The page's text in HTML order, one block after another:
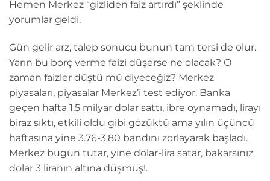
Hemen Merkez “gizliden faiz artırdı” şeklinde
yorumlar geldi.
Gün gelir arz, talep sonucu bunun tam tersi de olur.
Yarın bu borç verme faizi düşerse ne olacak? O
zaman faizler düştü mü diyeceğiz? Merkez
piyasaları, piyasalar Merkez’i test ediyor. Banka
geçen hafta 1.5 milyar dolar sattı, ibre oynamadı, lirayı
biraz sıktı, etkili oldu gibi gözüktü ama yılın üçüncü
haftasına yine 3.76-3.80 bandını zorlayarak başladı.
Merkez bugün tutar, yine dolar-lira satar, bakarsınız
dolar 3 liranın altına düşmüş!.